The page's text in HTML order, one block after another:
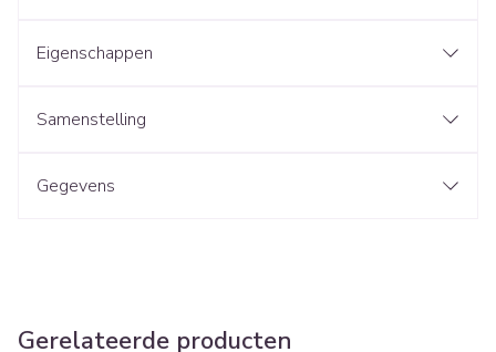
Eigenschappen
Samenstelling
Gegevens
Gerelateerde producten